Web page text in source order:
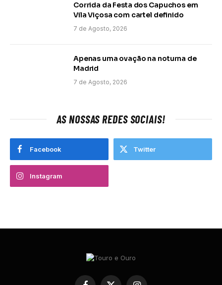
Corrida da Festa dos Capuchos em
Vila Viçosa com cartel definido
7 de Agosto, 2026
Apenas uma ovação na noturna de
Madrid
7 de Agosto, 2026
AS NOSSAS REDES SOCIAIS!
Facebook Twitter
Instagram